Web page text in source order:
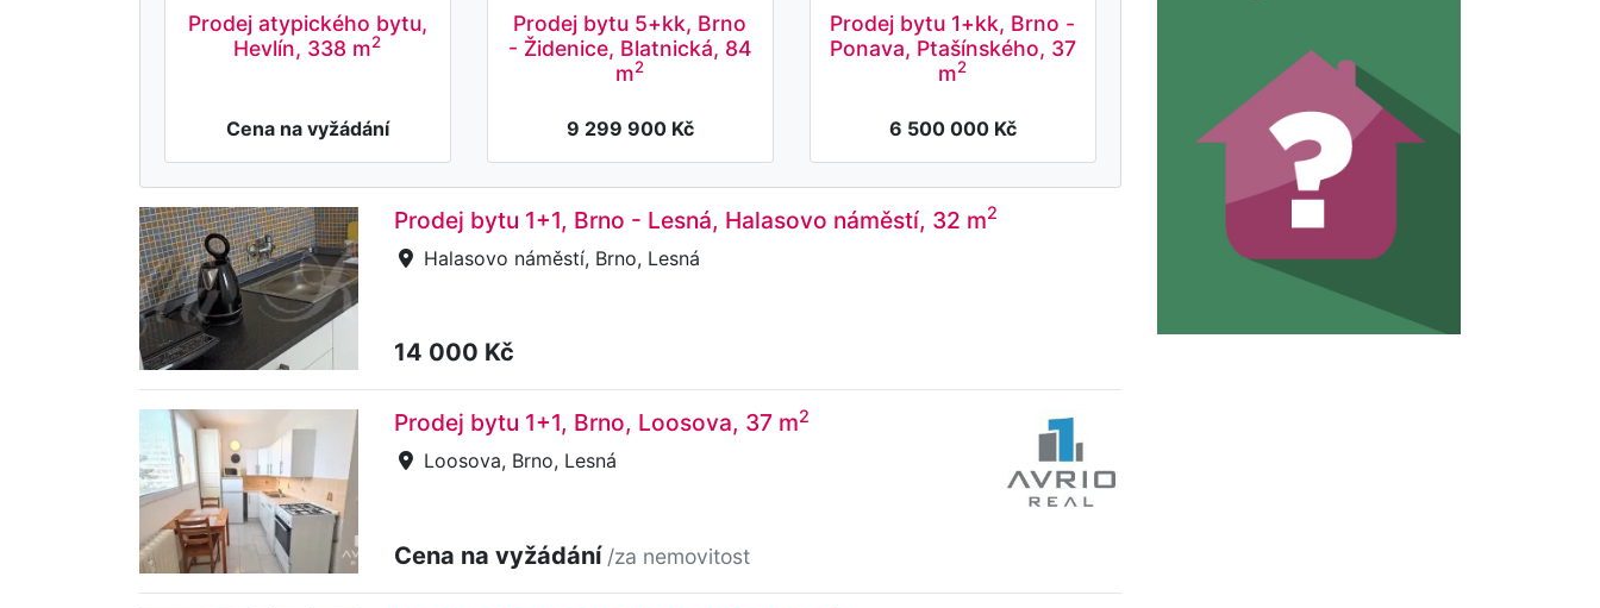
Prodej atypického bytu,
Hevlín, 338 m2
Cena na vyžádání
Prodej bytu 5+kk, Brno
- Židenice, Blatnická, 84
m2
9 299 900 Kč
Prodej bytu 1+kk, Brno -
Ponava, Ptašínského, 37
m2
6 500 000 Kč
Prodej bytu 1+1, Brno - Lesná, Halasovo náměstí, 32 m2
Halasovo náměstí, Brno, Lesná
14 000 Kč
Prodej bytu 1+1, Brno, Loosova, 37 m2
Loosova, Brno, Lesná
Cena na vyžádání /za nemovitost